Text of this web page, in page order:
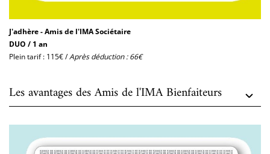
J'adhère - Amis de l'IMA Sociétaire
DUO / 1 an
Plein tarif : 115€ /Après déduction : 66€
Les avantages des Amis de l'IMA Bienfaiteurs